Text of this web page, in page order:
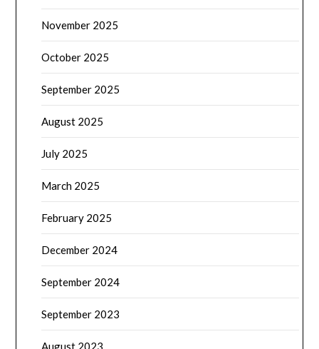
November 2025
October 2025
September 2025
August 2025
July 2025
March 2025
February 2025
December 2024
September 2024
September 2023
August 2023